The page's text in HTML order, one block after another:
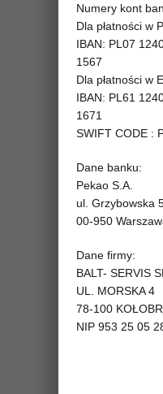
Numery kont
Dla płatności w
IBAN: PL07
1567
Dla płatności w
IBAN: PL61
1671
SWIFT CODE :
Dane banku:
Pekao S.A.
ul. Grzybowska
00-950
Dane firmy:
BALT- SERVIS
UL. MORSKA 4
78-100
NIP 953 25 05